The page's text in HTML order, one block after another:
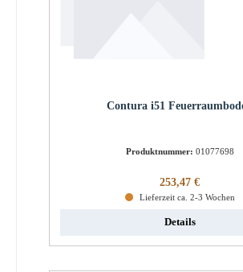
Contura i51
Produktnummer: 01077698
Regulärer Preis:
253,47 €
Lieferzeit ca. 2-3 Wochen
Details